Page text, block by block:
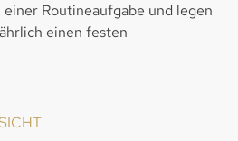
einer Routineaufgabe und legen
einen festen